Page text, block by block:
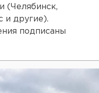
(Челябинск,
и другие).
подписаны